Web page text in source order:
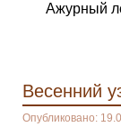
Ажурный
Весенний
Опубликовано: